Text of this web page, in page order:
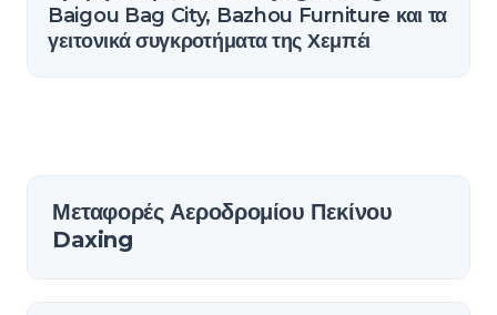
Baigou Bag City, Bazhou Furniture και τα
γειτονικά συγκροτήματα της Χεμπέι
Μεταφορές Αεροδρομίου Πεκίνου
Daxing